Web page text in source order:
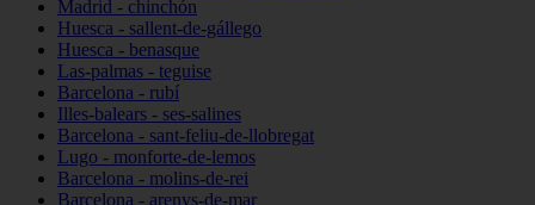
Madrid - chinchón
Huesca - sallent-de-gállego
Huesca - benasque
Las-palmas - teguise
Barcelona - rubí
Illes-balears - ses-salines
Barcelona - sant-feliu-de-llobregat
Lugo - monforte-de-lemos
Barcelona - molins-de-rei
Barcelona - arenys-de-mar